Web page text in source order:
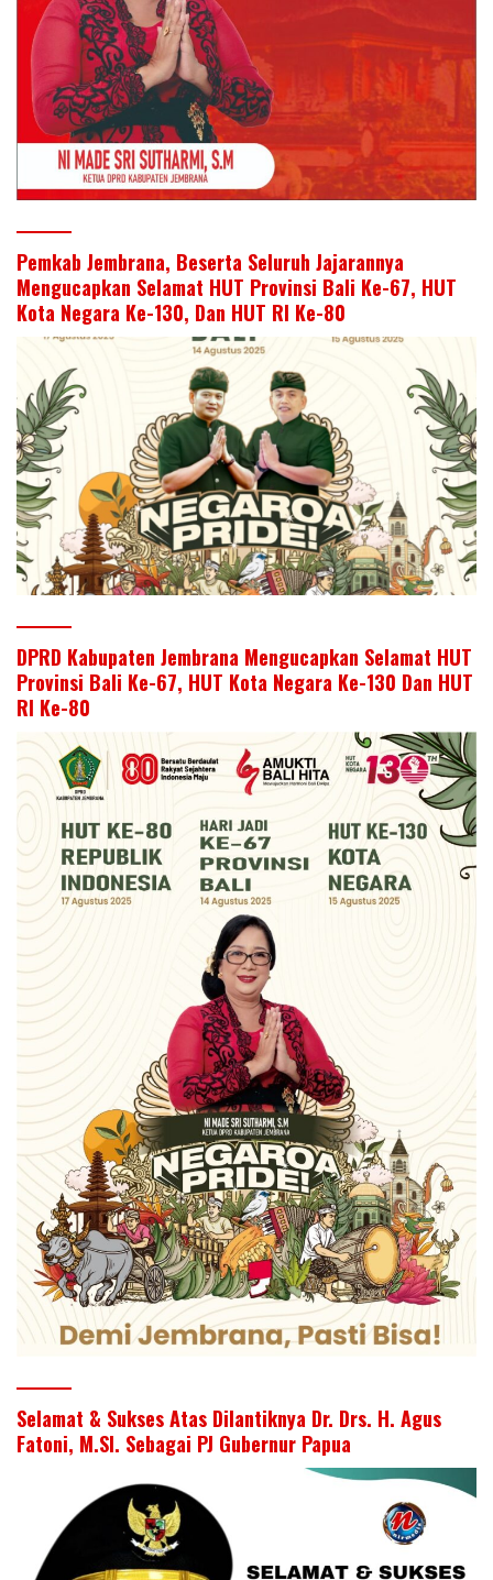
Pemkab Jembrana, Beserta Seluruh Jajarannya
Mengucapkan Selamat HUT Provinsi Bali Ke-67, HUT
Kota Negara Ke-130, Dan HUT RI Ke-80
DPRD Kabupaten Jembrana Mengucapkan Selamat HUT
Provinsi Bali Ke-67, HUT Kota Negara Ke-130 Dan HUT
RI Ke-80
Selamat & Sukses Atas Dilantiknya Dr. Drs. H. Agus
Fatoni, M.SI. Sebagai PJ Gubernur Papua